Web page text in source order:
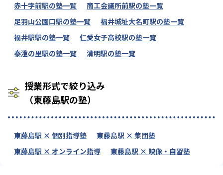
赤十字前駅の塾一覧
商工会議所前駅の塾一覧
足羽山公園口駅の塾一覧
福井城址大名町駅の塾一覧
福井駅駅の塾一覧
仁愛女子高校駅の塾一覧
泰澄の里駅の塾一覧
清明駅の塾一覧
授業形式で絞り込み
（東藤島駅の塾）
東藤島駅 × 個別指導塾
東藤島駅 × 集団塾
東藤島駅 × オンライン指導
東藤島駅 × 映像・自習塾